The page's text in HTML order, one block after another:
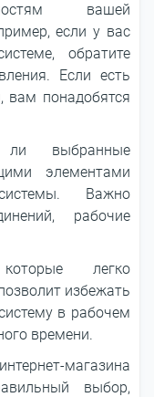
вашей
если у вас
обратите
Если есть
вам понадобятся
ли выбранные
элементами
Важно
рабочие
легко
избежать
в рабочем
времени.
магазина
выбор,